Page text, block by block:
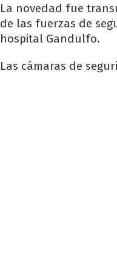
La novedad fue
de las fuerzas de
hospital Gandulfo.
Las cámaras de